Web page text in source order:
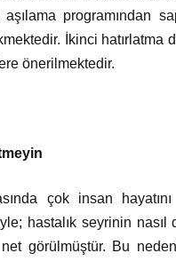
programından
İkinci hatırlatma
önerilmektedir.
çok insan
hastalık seyrinin nasıl
görülmüştür. Bu